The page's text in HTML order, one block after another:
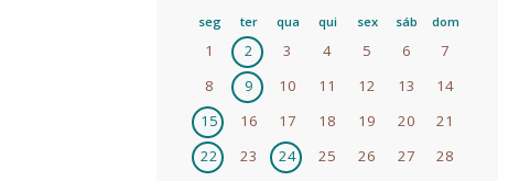
seg ter qua qui sex sáb dom
1 2 3 4 5 6
7
8
9 10 11 12 13
14
15
16 17 18 19 20
21
22
23 24 25 26 27 28